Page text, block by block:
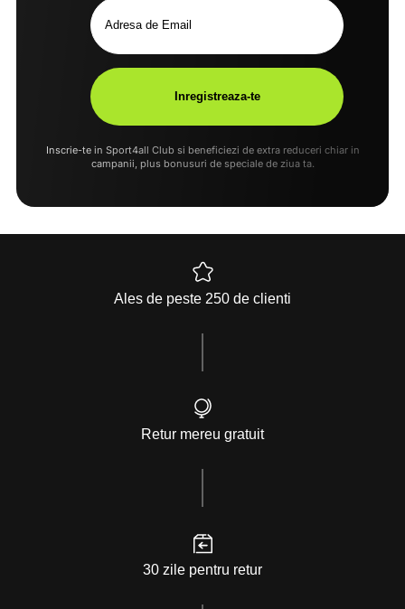
Inscrie-te in Sport4all Club si beneficiezi de extra reduceri chiar in
campanii, plus bonusuri de speciale de ziua ta.
Ales de peste 250 de clienti
Retur mereu gratuit
30 zile pentru retur